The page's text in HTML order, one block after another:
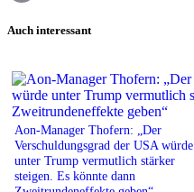
Auch interessant
Aon-Manager Thofern: „Der
Verschuldungsgrad der USA würde
unter Trump vermutlich stärker
steigen. Es könnte dann